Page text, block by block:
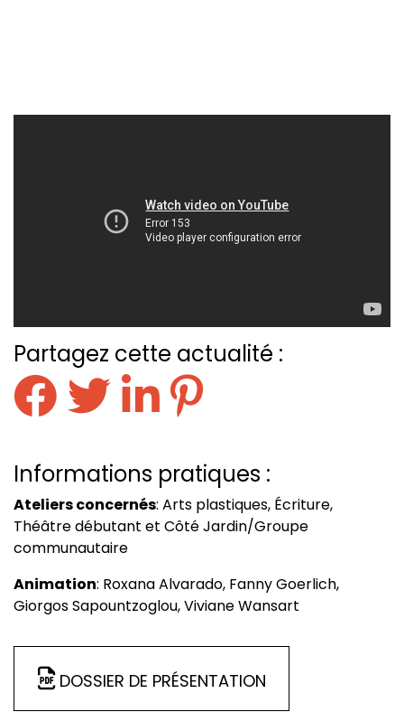
Partagez cette actualité :
Informations pratiques :
Ateliers concernés: Arts plastiques, Écriture,
Théâtre débutant et Côté Jardin/Groupe
communautaire
Animation: Roxana Alvarado, Fanny Goerlich,
Giorgos Sapountzoglou, Viviane Wansart
Dossier de présentation